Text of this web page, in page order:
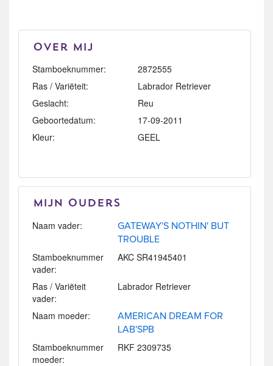
Over mij
Stamboeknummer:
2872555
Ras / Variëteit:
Labrador Retriever
Geslacht:
Reu
Geboortedatum:
17-09-2011
Kleur:
GEEL
Mijn Ouders
Naam vader:
GATEWAY'S NOTHIN' BUT
TROUBLE
Stamboeknummer
vader:
AKC SR41945401
Ras / Variëteit
vader:
Labrador Retriever
Naam moeder:
AMERICAN DREAM FOR
LAB'SPB
Stamboeknummer
moeder:
RKF 2309735